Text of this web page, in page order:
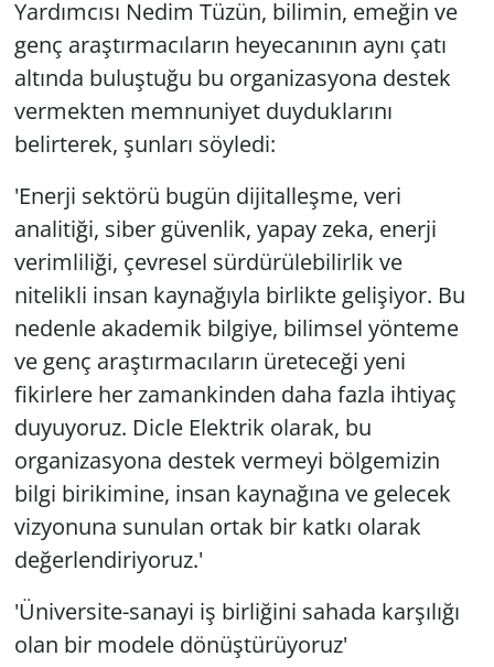
Yardımcısı Nedim Tüzün, bilimin, emeğin ve
genç araştırmacıların heyecanının aynı çatı
altında buluştuğu bu organizasyona destek
vermekten memnuniyet duyduklarını
belirterek, şunları söyledi:
'Enerji sektörü bugün dijitalleşme, veri
analitiği, siber güvenlik, yapay zeka, enerji
verimliliği, çevresel sürdürülebilirlik ve
nitelikli insan kaynağıyla birlikte gelişiyor. Bu
nedenle akademik bilgiye, bilimsel yönteme
ve genç araştırmacıların üreteceği yeni
fikirlere her zamankinden daha fazla ihtiyaç
duyuyoruz. Dicle Elektrik olarak, bu
organizasyona destek vermeyi bölgemizin
bilgi birikimine, insan kaynağına ve gelecek
vizyonuna sunulan ortak bir katkı olarak
değerlendiriyoruz.'
'Üniversite-sanayi iş birliğini sahada karşılığı
olan bir modele dönüştürüyoruz'